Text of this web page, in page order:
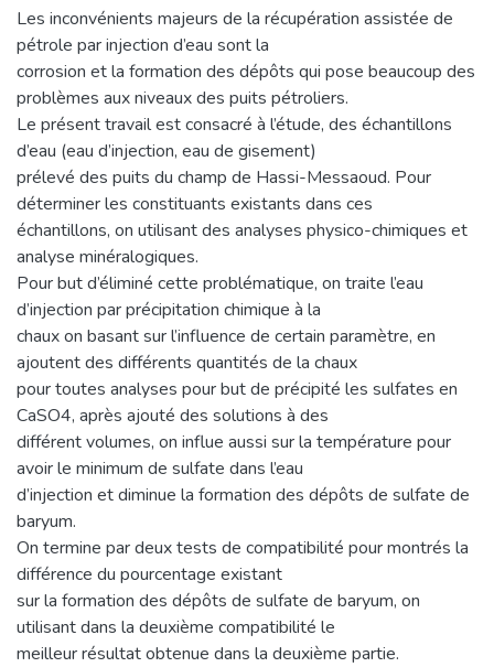
Les inconvénients majeurs de la récupération assistée de
pétrole par injection d’eau sont la
corrosion et la formation des dépôts qui pose beaucoup des
problèmes aux niveaux des puits pétroliers.
Le présent travail est consacré à l’étude, des échantillons
d’eau (eau d’injection, eau de gisement)
prélevé des puits du champ de Hassi-Messaoud. Pour
déterminer les constituants existants dans ces
échantillons, on utilisant des analyses physico-chimiques et
analyse minéralogiques.
Pour but d’éliminé cette problématique, on traite l’eau
d’injection par précipitation chimique à la
chaux on basant sur l’influence de certain paramètre, en
ajoutent des différents quantités de la chaux
pour toutes analyses pour but de précipité les sulfates en
CaSO4, après ajouté des solutions à des
différent volumes, on influe aussi sur la température pour
avoir le minimum de sulfate dans l’eau
d’injection et diminue la formation des dépôts de sulfate de
baryum.
On termine par deux tests de compatibilité pour montrés la
différence du pourcentage existant
sur la formation des dépôts de sulfate de baryum, on
utilisant dans la deuxième compatibilité le
meilleur résultat obtenue dans la deuxième partie.